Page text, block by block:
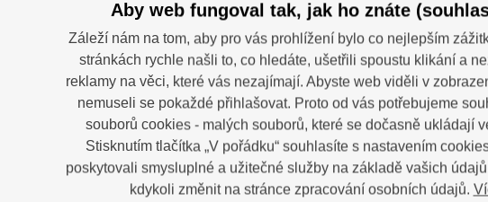
Aby web fungoval tak, jak ho znáte
Záleží nám na tom, aby pro vás prohlížení bylo co nejlepším
stránkách rychle našli to, co hledáte, ušetřili spoustu klikání a
reklamy na věci, které vás nezajímají. Abyste web viděli v
nemuseli se pokaždé přihlašovat. Proto od vás potřebujeme
souborů cookies - malých souborů, které se dočasně ukládají
Stisknutím tlačítka „V pořádku“ souhlasíte s nastavením
poskytovali smysluplné a užitečné služby na základě vašich
kdykoli změnit na stránce zpracování osobních údajů.